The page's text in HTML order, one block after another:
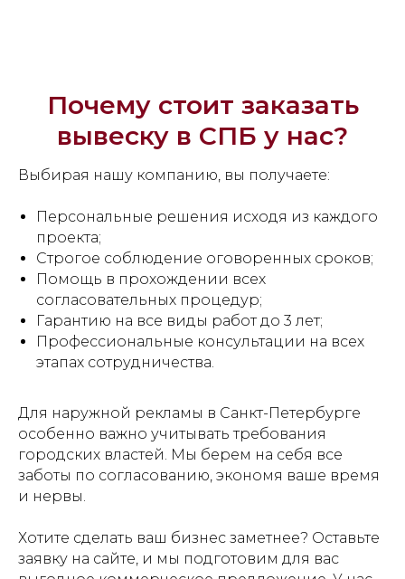
Почему стоит заказать
вывеску в СПБ у нас?
Выбирая нашу компанию, вы получаете:
Персональные решения исходя из каждого
проекта;
Строгое соблюдение оговоренных сроков;
Помощь в прохождении всех
согласовательных процедур;
Гарантию на все виды работ до 3 лет;
Профессиональные консультации на всех
этапах сотрудничества.
Для наружной рекламы в Санкт-Петербурге
особенно важно учитывать требования
городских властей. Мы берем на себя все
заботы по согласованию, экономя ваше время
и нервы.
Хотите сделать ваш бизнес заметнее? Оставьте
заявку на сайте, и мы подготовим для вас